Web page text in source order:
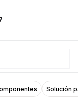
Solución